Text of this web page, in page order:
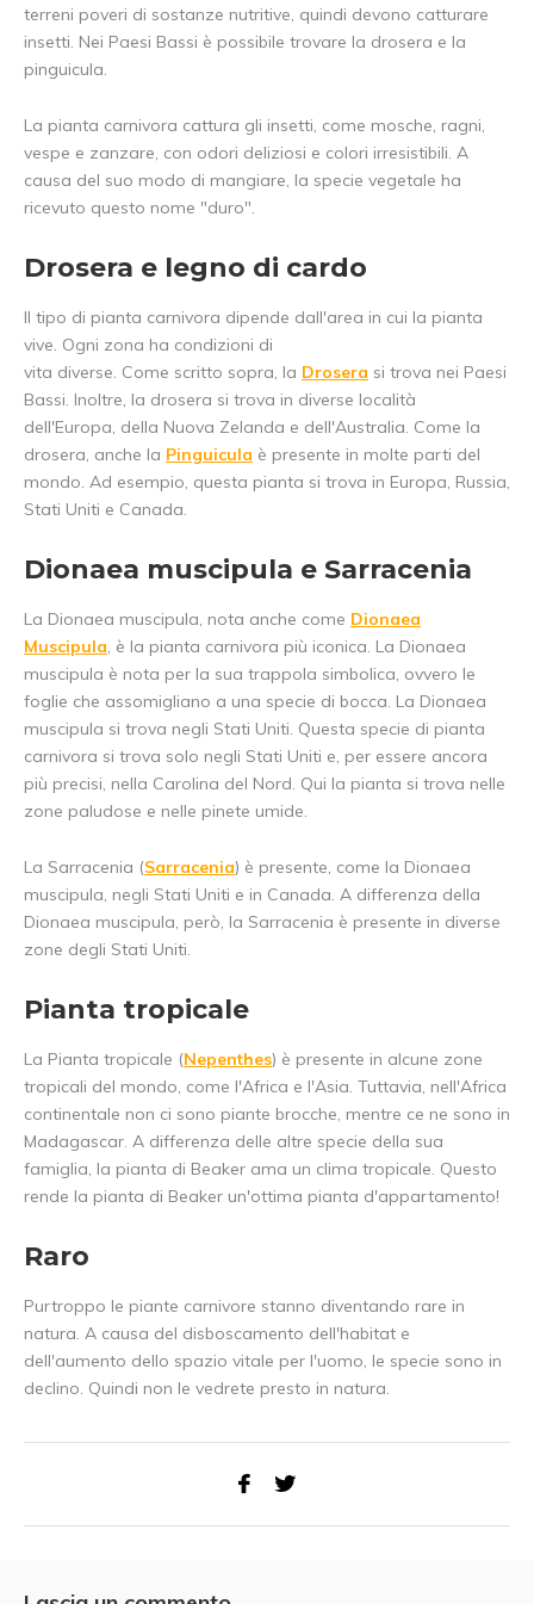
terreni poveri di sostanze nutritive, quindi devono catturare
insetti. Nei Paesi Bassi è possibile trovare la drosera e la
pinguicula.
La pianta carnivora cattura gli insetti, come mosche, ragni,
vespe e zanzare, con odori deliziosi e colori irresistibili. A
causa del suo modo di mangiare, la specie vegetale ha
ricevuto questo nome "duro".
Drosera e legno di cardo
Il tipo di pianta carnivora dipende dall'area in cui la pianta
vive. Ogni zona ha condizioni di
vita diverse. Come scritto sopra, la Drosera si trova nei Paesi
Bassi. Inoltre, la drosera si trova in diverse località
dell'Europa, della Nuova Zelanda e dell'Australia. Come la
drosera, anche la Pinguicula è presente in molte parti del
mondo. Ad esempio, questa pianta si trova in Europa, Russia,
Stati Uniti e Canada.
Dionaea muscipula e Sarracenia
La Dionaea muscipula, nota anche come Dionaea
Muscipula, è la pianta carnivora più iconica. La Dionaea
muscipula è nota per la sua trappola simbolica, ovvero le
foglie che assomigliano a una specie di bocca. La Dionaea
muscipula si trova negli Stati Uniti. Questa specie di pianta
carnivora si trova solo negli Stati Uniti e, per essere ancora
più precisi, nella Carolina del Nord. Qui la pianta si trova nelle
zone paludose e nelle pinete umide.
La Sarracenia (Sarracenia) è presente, come la Dionaea
muscipula, negli Stati Uniti e in Canada. A differenza della
Dionaea muscipula, però, la Sarracenia è presente in diverse
zone degli Stati Uniti.
Pianta tropicale
La Pianta tropicale (Nepenthes) è presente in alcune zone
tropicali del mondo, come l'Africa e l'Asia. Tuttavia, nell'Africa
continentale non ci sono piante brocche, mentre ce ne sono in
Madagascar. A differenza delle altre specie della sua
famiglia, la pianta di Beaker ama un clima tropicale. Questo
rende la pianta di Beaker un'ottima pianta d'appartamento!
Raro
Purtroppo le piante carnivore stanno diventando rare in
natura. A causa del disboscamento dell'habitat e
dell'aumento dello spazio vitale per l'uomo, le specie sono in
declino. Quindi non le vedrete presto in natura.